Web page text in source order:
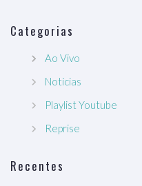
Categorias
Ao Vivo
Notícias
Playlist Youtube
Reprise
Recentes